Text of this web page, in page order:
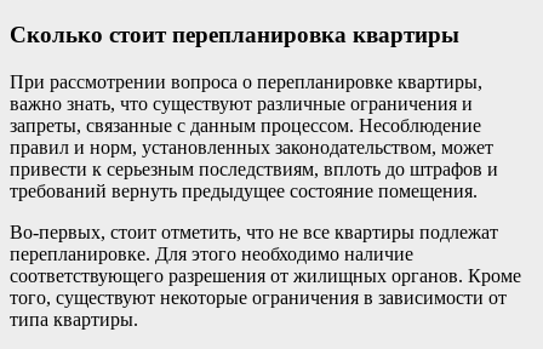
Сколько стоит перепланировка квартиры
При рассмотрении вопроса о перепланировке квартиры,
важно знать, что существуют различные ограничения и
запреты, связанные с данным процессом. Несоблюдение
правил и норм, установленных законодательством, может
привести к серьезным последствиям, вплоть до штрафов и
требований вернуть предыдущее состояние помещения.
Во-первых, стоит отметить, что не все квартиры подлежат
перепланировке. Для этого необходимо наличие
соответствующего разрешения от жилищных органов. Кроме
того, существуют некоторые ограничения в зависимости от
типа квартиры.